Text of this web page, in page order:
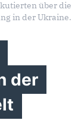
über die
in der Ukraine.
der